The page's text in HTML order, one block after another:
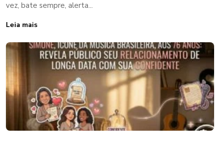
vez, bate sempre, alerta...
Leia mais